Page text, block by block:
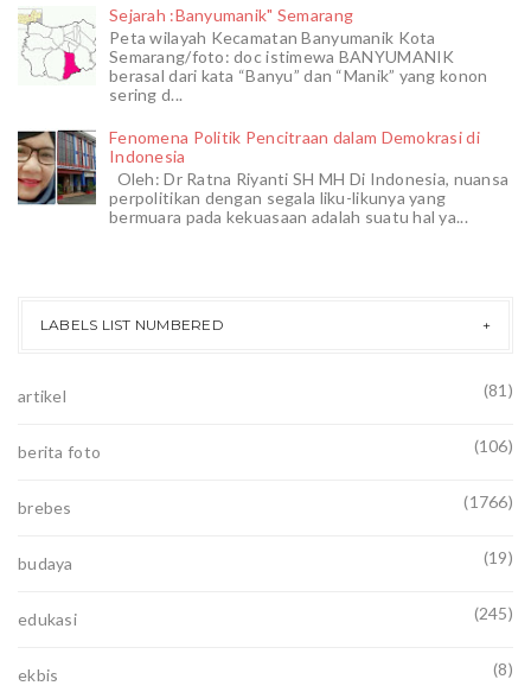
Sejarah :Banyumanik" Semarang
Peta wilayah Kecamatan Banyumanik Kota
Semarang/foto: doc istimewa BANYUMANIK
berasal dari kata “Banyu” dan “Manik” yang konon
sering d...
Fenomena Politik Pencitraan dalam Demokrasi di
Indonesia
Oleh: Dr Ratna Riyanti SH MH Di Indonesia, nuansa
perpolitikan dengan segala liku-likunya yang
bermuara pada kekuasaan adalah suatu hal ya...
LABELS LIST NUMBERED
artikel (81)
berita foto (106)
brebes (1766)
budaya (19)
edukasi (245)
ekbis (8)